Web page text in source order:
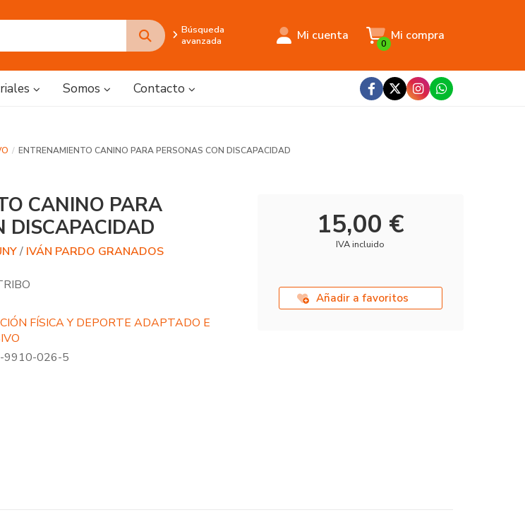
Búsqueda
avanzada
Mi cuenta Mi compra
0
Somos Contacto
ENTRENAMIENTO CANINO PARA PERSONAS CON DISCAPACIDAD
CANINO PARA
DISCAPACIDAD
/ IVÁN PARDO GRANADOS
FÍSICA Y DEPORTE ADAPTADO E
9910-026-5
15,00 €
IVA incluido
Añadir a favoritos